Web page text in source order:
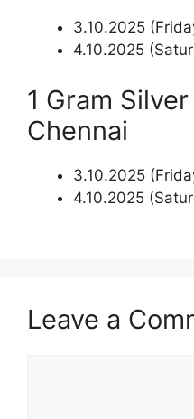
3.10.2025
4.10.2025
1 Gram
Chennai
3.10.2025
4.10.2025
Leave a